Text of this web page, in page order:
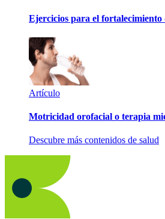
Ejercicios para el fortalecimiento
Artículo
Motricidad orofacial o terapia
Descubre más contenidos de salud